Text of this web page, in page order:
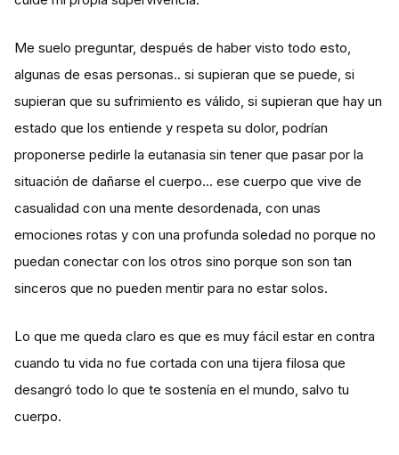
Me suelo preguntar, después de haber visto todo esto,
algunas de esas personas.. si supieran que se puede, si
supieran que su sufrimiento es válido, si supieran que hay un
estado que los entiende y respeta su dolor, podrían
proponerse pedirle la eutanasia sin tener que pasar por la
situación de dañarse el cuerpo... ese cuerpo que vive de
casualidad con una mente desordenada, con unas
emociones rotas y con una profunda soledad no porque no
puedan conectar con los otros sino porque son son tan
sinceros que no pueden mentir para no estar solos.
Lo que me queda claro es que es muy fácil estar en contra
cuando tu vida no fue cortada con una tijera filosa que
desangró todo lo que te sostenía en el mundo, salvo tu
cuerpo.